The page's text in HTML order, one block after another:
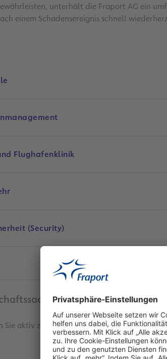
unterhält die Fraport AG ein
einem Schadensereignis schnell
Flughafenklinik
(Security)
- Damit FRA sicher bleibt
Sie aktiv zur Sicherheit am Flughafen